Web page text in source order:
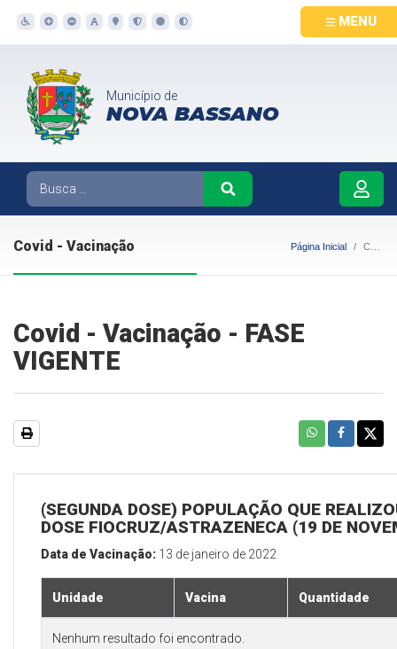
MENU
Município de
NOVA BASSANO
Covid - Vacinação Página Inicial Covid - Vacinação
Covid - Vacinação - FASE
VIGENTE
(SEGUNDA DOSE) POPULAÇÃO QUE
DOSE FIOCRUZ/ASTRAZENECA (19 DE
Data de Vacinação: 13 de janeiro de 2022
Unidade Vacina Quantidade
Nenhum resultado foi encontrado.